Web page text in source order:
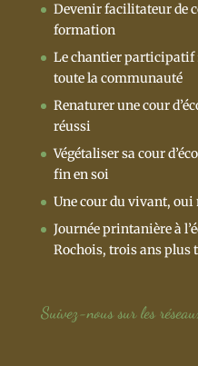
Devenir facilitateur de
formation
Le chantier participatif
toute la communauté
Renaturer une cour
réussi
Végétaliser sa cour
fin en soi
Une cour du vivant,
Journée printanière à
Rochois, trois ans plus
Suivez-nous sur les